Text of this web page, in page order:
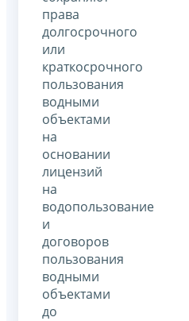
права
долгосрочного
или
краткосрочного
пользования
водными
объектами
на
основании
лицензий
на
водопользование
и
договоров
пользования
водными
объектами
до